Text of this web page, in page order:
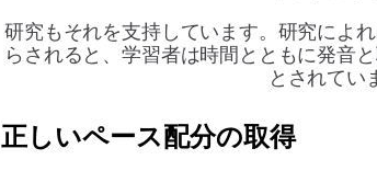
研究もそれを支持しています。研究によ
らされると、学習者は時間とともに発音
とされてい
正しいペース配分の取得